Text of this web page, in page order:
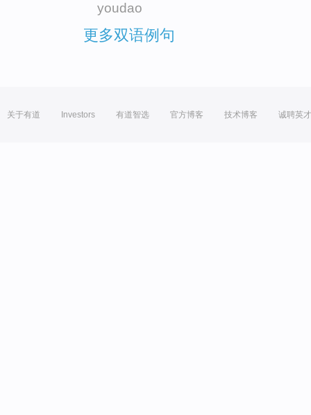
youdao
更多双语例句
关于有道 Investors 有道智选 官方博客 技术博客 诚聘英才